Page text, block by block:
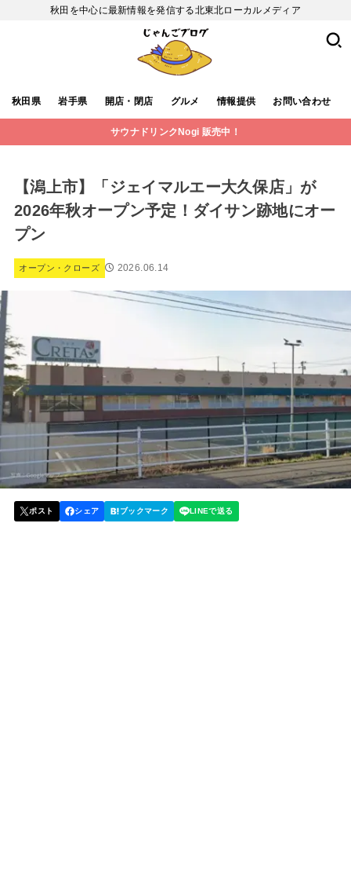
秋田を中心に最新情報を発信する北東北ローカルメディア
秋田県 岩手県 開店・閉店 グルメ 情報提供 お問い合わせ
サウナドリンクNogi 販売中！
【潟上市】「ジェイマルエー大久保店」が
2026年秋オープン予定！ダイサン跡地にオー
プン
オープン・クローズ 2026.06.14